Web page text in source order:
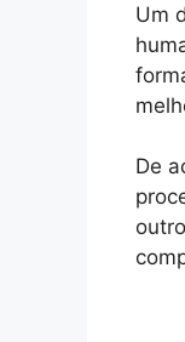
Um
De